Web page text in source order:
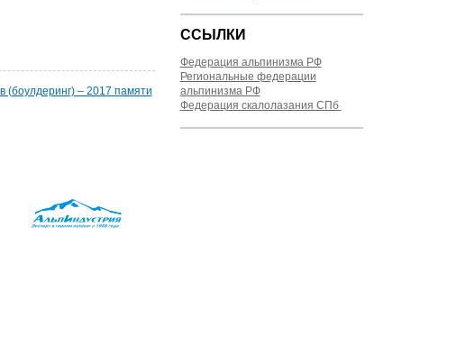
ССЫЛКИ
Федерация альпинизма РФ
Региональные федерации
альпинизма РФ
Федерация скалолазания СПб
(боулдеринг) – 2017 памяти